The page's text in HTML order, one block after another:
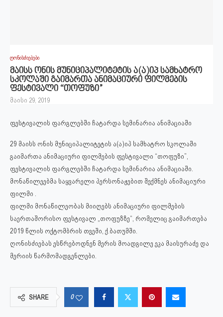
ღონისძიებები
მაისს ონის მუნიციპალიტეტის ა(ა)იპ სამხატრო
სკოლაში გაიმართა ანიმაციური ფილმების
ფესტივალი “თოფუზი”
მაისი 29, 2019
ფესტივალის ფარგლებში ჩატარდა სემინარია ანიმაციაში
29 მაისს ონის მუნიციპალიტეტის ა(ა)იპ სამხატრო სკოლაში
გაიმართა ანიმაციური ფილმების ფესტივალი “თოფუზი”,
ფესტივალის ფარგლებში ჩატარდა სემინარია ანიმაციაში.
მონაწილეებმა საყვარელი პერსონაჟებით შექმნეს ანიმაციური
ფილმი .
ფილმი მონაწილეობას მიიღებს ანიმაციური ფილმების
საერთაშორისო ფესტივალ „თოფუზზე“, რომელიც გაიმართება
2019 წლის ოქტომბრის თვეში, ქ.ბათუმში.
ღონისძიებას ესწრებოდნენ მერის მოადგილე ეკა მაისურაძე და
მერიის წარმომადგენლები.
SHARE 0